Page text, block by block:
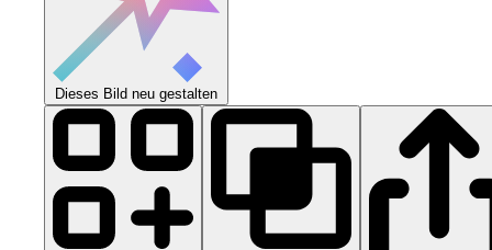
Dieses Bild neu gestalten